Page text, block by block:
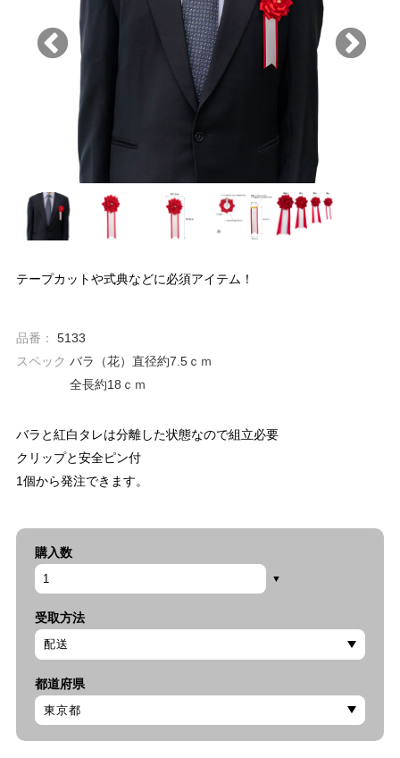
テープカットや式典などに必須アイテム！
品番：
5133
スペック バラ（花）直径約7.5ｃｍ
全長約18ｃｍ
バラと紅白タレは分離した状態なので組立必要
クリップと安全ピン付
1個から発注できます。
購入数
受取方法
都道府県